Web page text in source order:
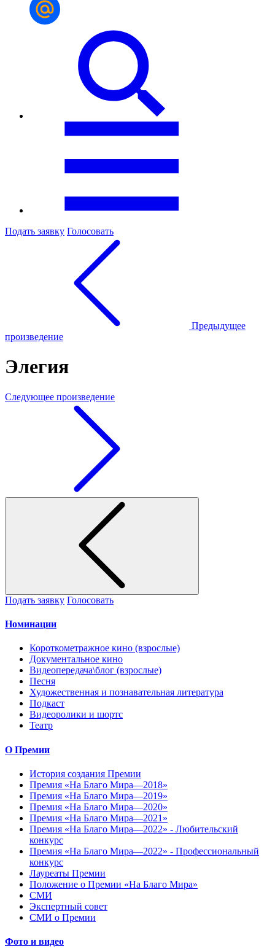
Подать заявку Голосовать
Предыдущее
произведение
Элегия
Следующее произведение
Подать заявку Голосовать
Номинации
Короткометражное кино (взрослые)
Документальное кино
Видеопередача\блог (взрослые)
Песня
Художественная и познавательная литература
Подкаст
Видеоролики и шортс
Театр
О Премии
История создания Премии
Премия «На Благо Мира—2018»
Премия «На Благо Мира—2019»
Премия «На Благо Мира—2020»
Премия «На Благо Мира—2021»
Премия «На Благо Мира—2022» - Любительский
конкурс
Премия «На Благо Мира—2022» - Профессиональный
конкурс
Лауреаты Премии
Положение о Премии «На Благо Мира»
СМИ
Экспертный совет
СМИ о Премии
Фото и видео